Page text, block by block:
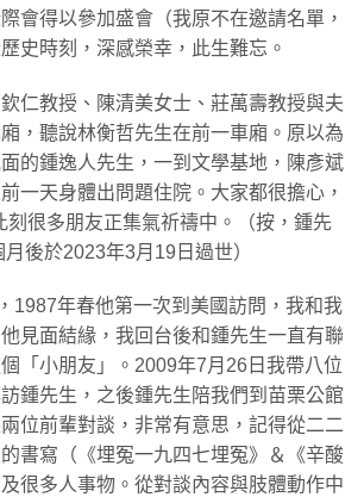
會得以參加盛會（我原不在邀請名單，
史時刻，深感榮幸，此生難忘。
仁教授、陳清美女士、莊萬壽教授與夫
，聽說林衡哲先生在前一車廂。原以為
的鍾逸人先生，一到文學基地，陳彥斌
一天身體出問題住院。大家都很擔心，
很多朋友正集氣祈禱中。（按，鍾先
後於2023年3月19日過世）
1987年春他第一次到美國訪問，我和我
見面結緣，我回台後和鍾先生一直有聯
「小朋友」。2009年7月26日我帶八位
鍾先生，之後鍾先生陪我們到苗栗公館
位前輩對談，非常有意思，記得從二二
書寫（《埋冤一九四七埋冤》＆《辛酸
很多人事物。從對談內容與肢體動作中